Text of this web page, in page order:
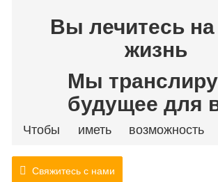
Вы лечитесь
жизнь
Мы
будущее для
Чтобы иметь возможность
клиентов, мы развиваемся в
Свяжитесь с нами